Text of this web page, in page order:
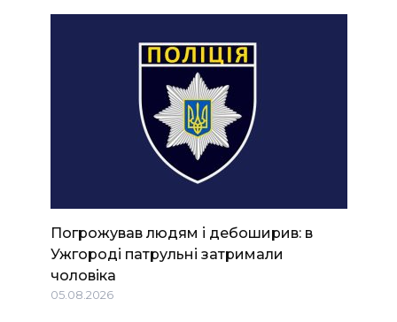
Погрожував людям і дебоширив: в
Ужгороді патрульні затримали
чоловіка
05.08.2026